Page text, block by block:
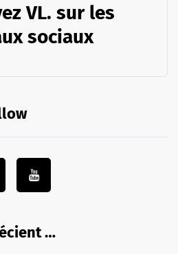
VL. sur les
sociaux
…